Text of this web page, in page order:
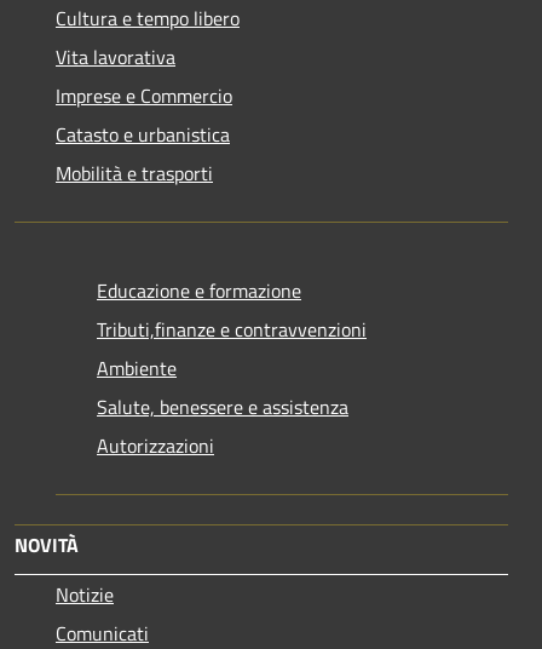
Cultura e tempo libero
Vita lavorativa
Imprese e Commercio
Catasto e urbanistica
Mobilità e trasporti
Educazione e formazione
Tributi,finanze e contravvenzioni
Ambiente
Salute, benessere e assistenza
Autorizzazioni
NOVITÀ
Notizie
Comunicati